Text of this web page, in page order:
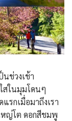
นช่วงเช้า
สในมุมโดนๆ
รกเมื่อมาถึงเรา
หญ่โต ดอกสีชมพู